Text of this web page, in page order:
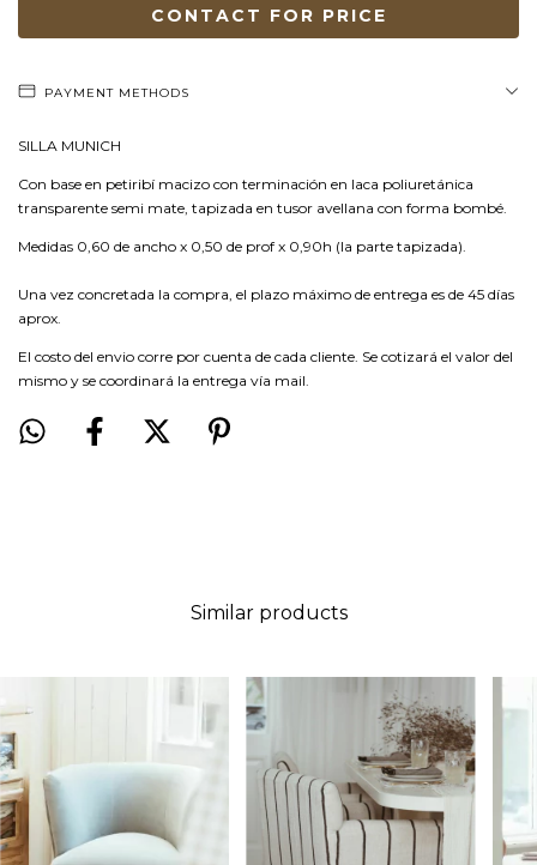
PAYMENT METHODS
SILLA MUNICH
Con base en petiribí macizo con terminación en laca poliuretánica
transparente semi mate, tapizada en tusor avellana con forma bombé.
Medidas 0,60 de ancho x 0,50 de prof x 0,90h (la parte tapizada).
Una vez concretada la compra, el plazo máximo de entrega es de 45 días
aprox.
El costo del envio corre por cuenta de cada cliente. Se cotizará el valor del
mismo y se coordinará la entrega vía mail.
Similar products